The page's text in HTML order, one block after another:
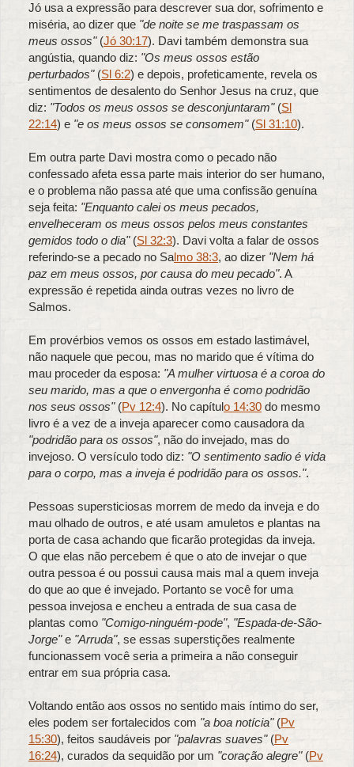
Jó usa a expressão para descrever sua dor, sofrimento e
miséria, ao dizer que "de noite se me traspassam os
meus ossos"(Jó 30:17). Davi também demonstra sua
angústia, quando diz: "Os meus ossos estão
perturbados"(Sl 6:2) e depois, profeticamente, revela os
sentimentos de desalento do Senhor Jesus na cruz, que
diz: "Todos os meus ossos se desconjuntaram" (Sl
22:14) e "e os meus ossos se consomem"(Sl 31:10).
Em outra parte Davi mostra como o pecado não
confessado afeta essa parte mais interior do ser humano,
e o problema não passa até que uma confissão genuína
seja feita: "Enquanto calei os meus pecados,
envelheceram os meus ossos pelos meus constantes
gemidos todo o dia"(Sl 32:3). Davi volta a falar de ossos
referindo-se a pecado no Salmo 38:3, ao dizer "Nem há
paz em meus ossos, por causa do meu pecado". A
expressão é repetida ainda outras vezes no livro de
Salmos.
Em provérbios vemos os ossos em estado lastimável,
não naquele que pecou, mas no marido que é vítima do
mau proceder da esposa: "A mulher virtuosa é a coroa do
seu marido, mas a que o envergonha é como podridão
nos seus ossos"(Pv 12:4). No capítulo 14:30 do mesmo
livro é a vez de a inveja aparecer como causadora da
"podridão para os ossos", não do invejado, mas do
invejoso. O versículo todo diz: "O sentimento sadio é vida
para o corpo, mas a inveja é podridão para os ossos.".
Pessoas supersticiosas morrem de medo da inveja e do
mau olhado de outros, e até usam amuletos e plantas na
porta de casa achando que ficarão protegidas da inveja.
O que elas não percebem é que o ato de invejar o que
outra pessoa é ou possui causa mais mal a quem inveja
do que ao que é invejado. Portanto se você for uma
pessoa invejosa e encheu a entrada de sua casa de
plantas como "Comigo-ninguém-pode", "Espada-de-São-
Jorge"e "Arruda", se essas superstições realmente
funcionassem você seria a primeira a não conseguir
entrar em sua própria casa.
Voltando então aos ossos no sentido mais íntimo do ser,
eles podem ser fortalecidos com "a boa notícia"(Pv
15:30), feitos saudáveis por "palavras suaves"(Pv
16:24), curados da sequidão por um "coração alegre"(Pv